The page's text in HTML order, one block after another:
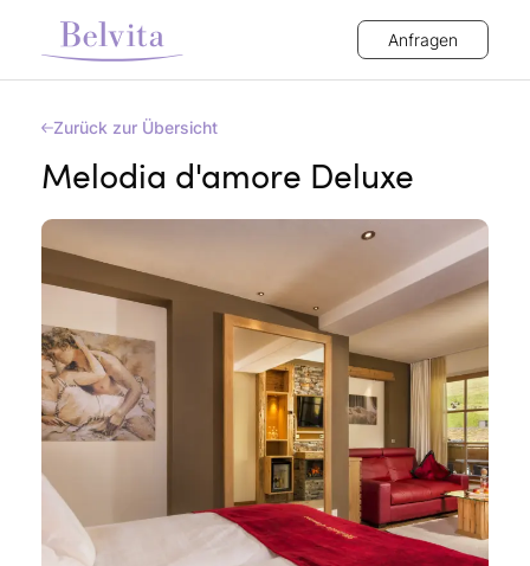
Anfragen
Zurück zur Übersicht
Melodia d'amore Deluxe